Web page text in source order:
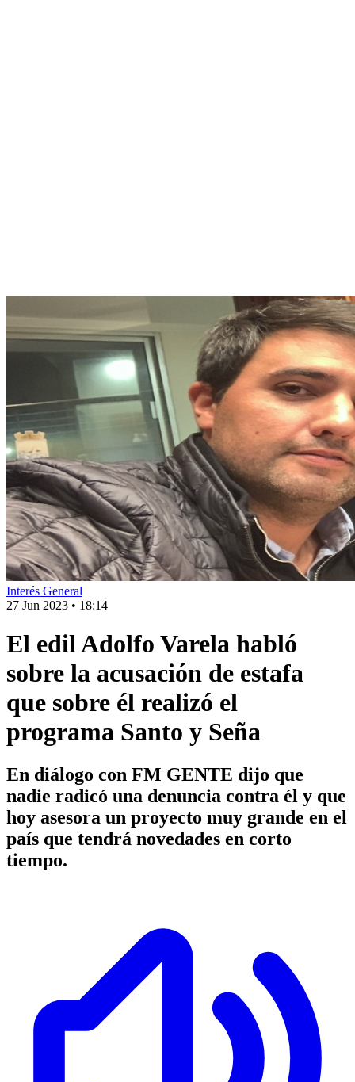
Interés General
27 Jun 2023 • 18:14
El edil Adolfo Varela habló
sobre la acusación de estafa
que sobre él realizó el
programa Santo y Seña
En diálogo con FM GENTE dijo que
nadie radicó una denuncia contra él y que
hoy asesora un proyecto muy grande en el
país que tendrá novedades en corto
tiempo.